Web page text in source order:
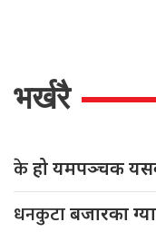
भर्खरै
केहो यमपञ्चक
धनकुटाबजारका